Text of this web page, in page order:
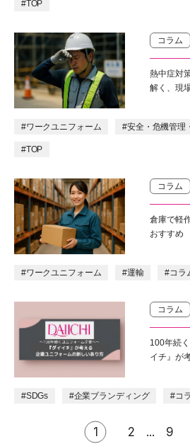
#TOP
コラム
熱中症対
解く、現
#ワークユニフォーム #安全・危機管理
#TOP
コラム
倉庫で軽
おすすめ
#ワークユニフォーム #運輸 #コラ
コラム
100年続
イチ』が
#SDGs #企業ブランディング #コ
1 2 ... 9